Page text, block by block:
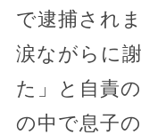
で逮捕され
涙ながらに
た」と自責
の中で息子